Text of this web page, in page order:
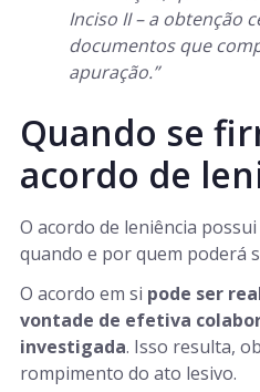
Inciso II – a obtenção
documentos que
apuração.”
Quando se
acordo de
O acordo de leniência
quando e por quem poderá
O acordo em si pode ser
vontade de efetiva
investigada. Isso resulta,
rompimento do ato lesivo.